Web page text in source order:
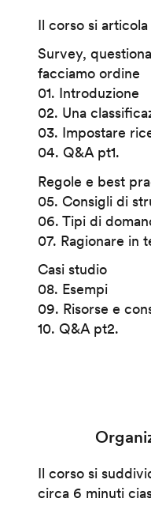
Il corso si articola
Survey,
facciamo ordine
01. Introduzione
02. Una
03. Impostare
04. Q&A pt1.
Regole e best
05. Consigli di
06. Tipi di
07. Ragionare in
Casi studio
08. Esempi
09. Risorse e
10. Q&A pt2.
Il corso si
circa 6 minuti